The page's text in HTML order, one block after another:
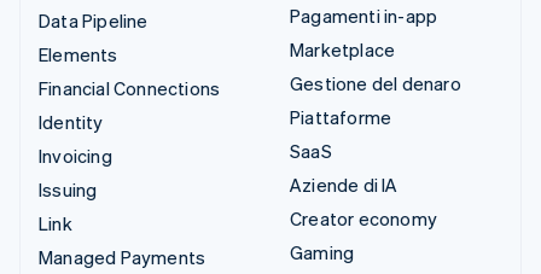
Data Pipeline
Elements
Financial Connections
Identity
Invoicing
Issuing
Link
Managed Payments
Pagamenti in-app
Marketplace
Gestione del denaro
Piattaforme
SaaS
Aziende di IA
Creator economy
Gaming